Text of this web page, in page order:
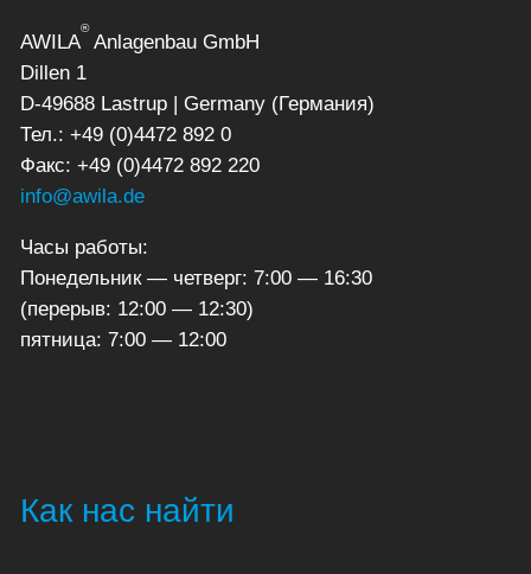
AWILA
®
Anlagenbau GmbH
Dillen 1
D-49688 Lastrup | Germany (Германия)
Тел.: +49 (0)4472 892 0
Факс: +49 (0)4472 892 220
info@awila.de
Часы работы:
Понедельник — четверг: 7:00 — 16:30
(перерыв: 12:00 — 12:30)
пятница: 7:00 — 12:00
Как нас найти